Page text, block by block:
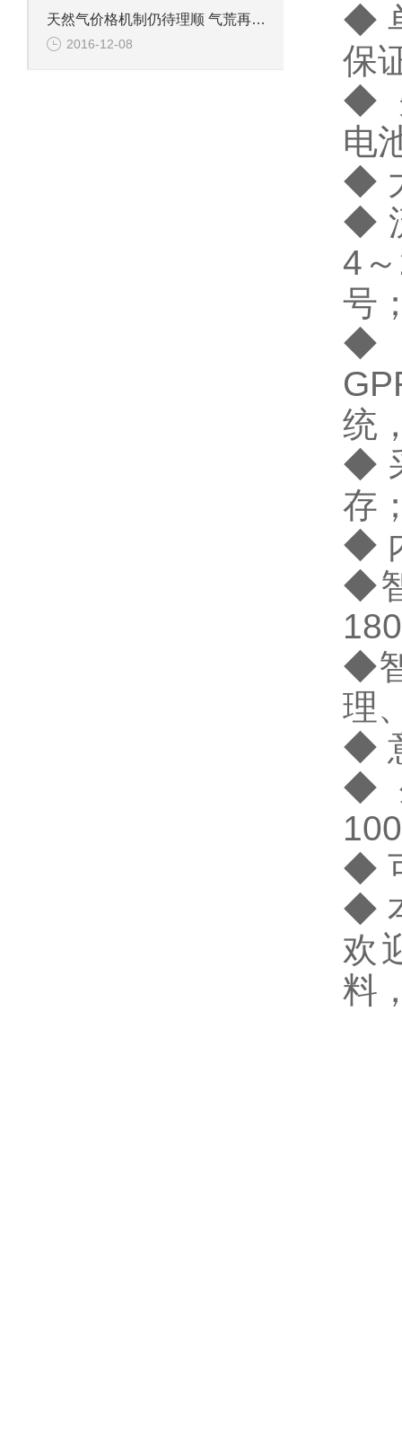
天然气价格机制仍待理顺 气荒再袭气源地
2016-12-08
◆
保
◆
电
◆
◆
4 ～
号
◆
统
◆
存
◆
◆
180
◆
理
◆
◆
◆
◆
欢
料